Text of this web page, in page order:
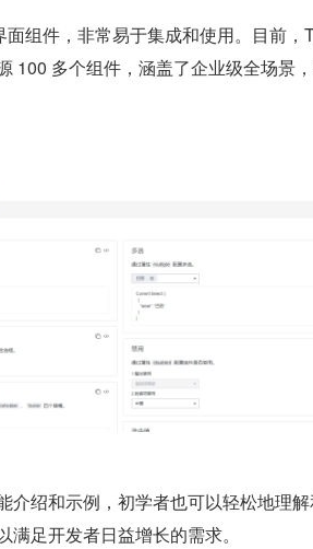
组件，非常易于集成和使用。目前，
100 多个组件，涵盖了企业级全场景
介绍和示例，初学者也可以轻松地理
足开发者日益增长的需求。